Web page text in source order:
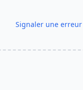
Signaler une erreur